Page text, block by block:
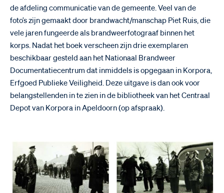
de afdeling communicatie van de gemeente. Veel van de
foto’s zijn gemaakt door brandwacht/manschap Piet Ruis, die
vele jaren fungeerde als brandweerfotograaf binnen het
korps. Nadat het boek verscheen zijn drie exemplaren
beschikbaar gesteld aan het Nationaal Brandweer
Documentatiecentrum dat inmiddels is opgegaan in Korpora,
Erfgoed Publieke Veiligheid. Deze uitgave is dan ook voor
belangstellenden in te zien in de bibliotheek van het Centraal
Depot van Korpora in Apeldoorn (op afspraak).